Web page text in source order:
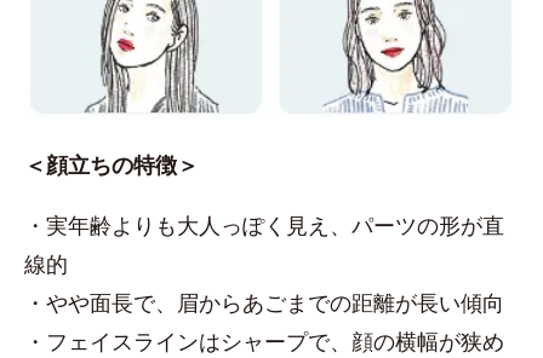
＜顔立ちの特徴＞
・実年齢よりも大人っぽく見え、パーツの形が直
線的
・やや面長で、眉からあごまでの距離が長い傾向
・フェイスラインはシャープで、顔の横幅が狭め